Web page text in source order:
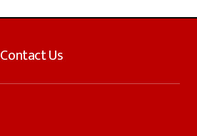
Contact Us